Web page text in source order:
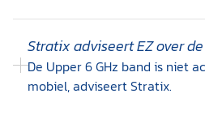
Stratix adviseert EZ over
De Upper 6 GHz band is niet
mobiel, adviseert Stratix.